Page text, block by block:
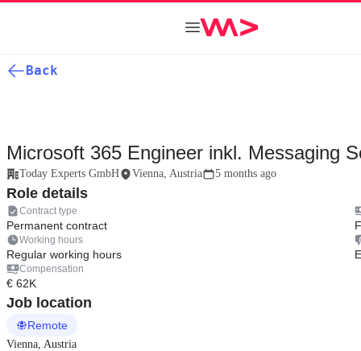
Back
Microsoft 365 Engineer inkl. Messaging
Today Experts GmbH Vienna, Austria 5 months ago
Role details
Contract type
Permanent contract
Working hours
Regular working hours
Compensation
€ 62K
Job location
Remote
Vienna, Austria